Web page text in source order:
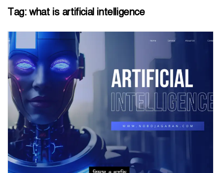
Tag: what is artificial intelligence